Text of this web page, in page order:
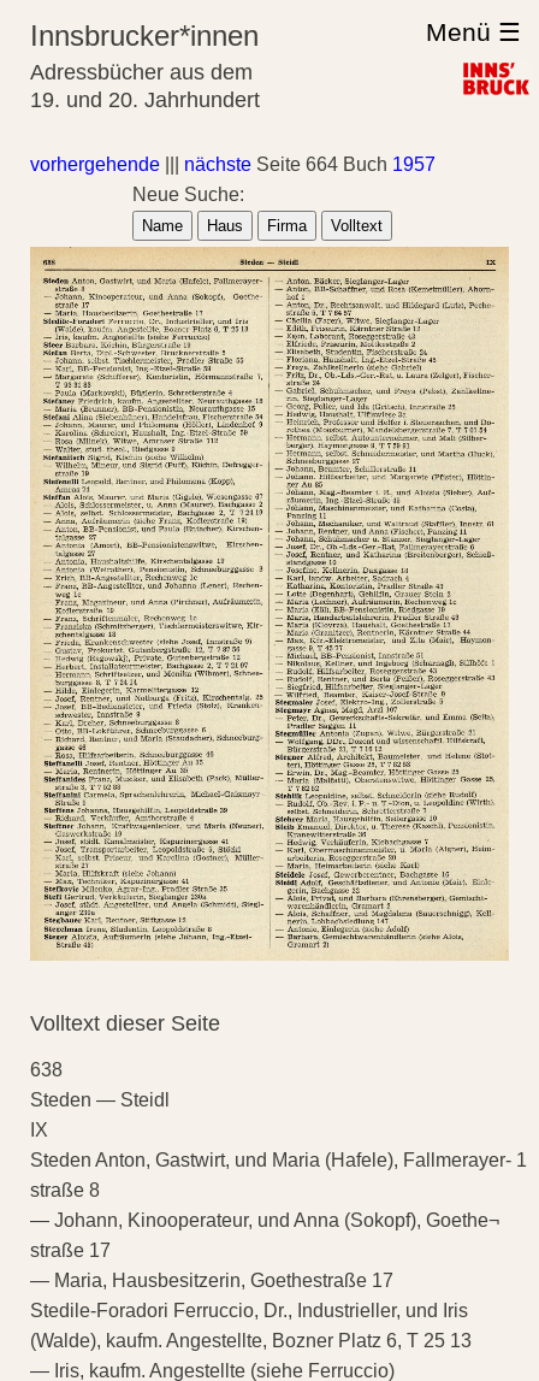
Innsbrucker*innen
Adressbücher aus dem
19. und 20. Jahrhundert
Menü ☰
vorhergehende nächste Seite 664 Buch 1957
Neue Suche:
Name Haus Firma Volltext
Volltext dieser Seite
638
Steden — Steidl
IX
Steden Anton, Gastwirt, und Maria (Hafele), Fallmerayer- 1
straße 8
— Johann, Kinooperateur, und Anna (Sokopf), Goethe¬
straße 17
— Maria, Hausbesitzerin, Goethestraße 17
Stedile-Foradori Ferruccio, Dr., Industrieller, und Iris
(Walde), kaufm. Angestellte, Bozner Platz 6, T 25 13
— Iris, kaufm. Angestellte (siehe Ferruccio)